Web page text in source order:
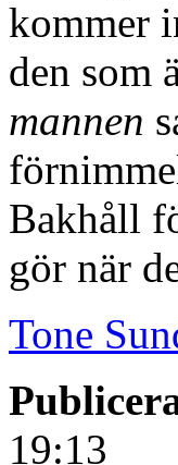
kommer
den som
mannen
Bakhåll
gör när
Tone
19:13